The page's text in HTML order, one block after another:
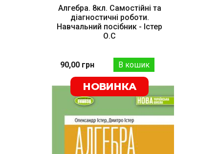
Алгебра. 8кл. Самостійні та
діагностичні роботи.
Навчальний посібник - Істер
О.С
90,00 грн
НОВИНКА